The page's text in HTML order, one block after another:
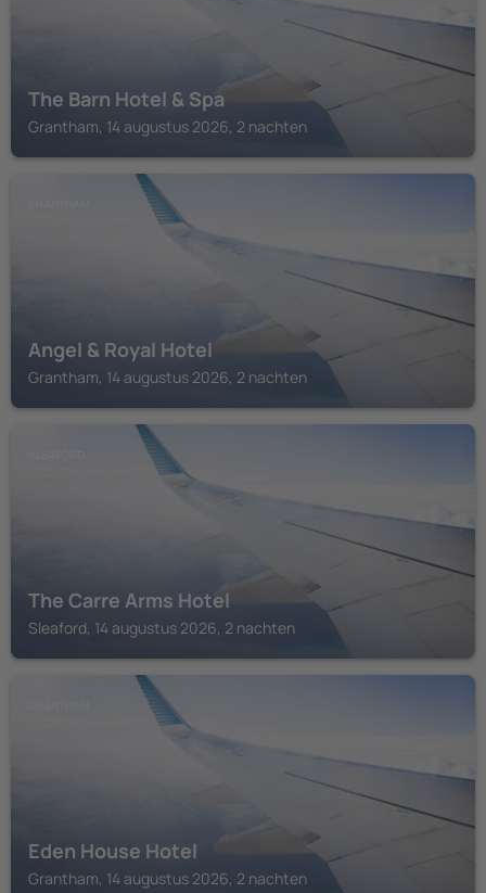
The Barn Hotel & Spa
Grantham, 14 augustus 2026, 2 nachten
Angel & Royal Hotel
Grantham, 14 augustus 2026, 2 nachten
The Carre Arms Hotel
Sleaford, 14 augustus 2026, 2 nachten
Eden House Hotel
Grantham, 14 augustus 2026, 2 nachten